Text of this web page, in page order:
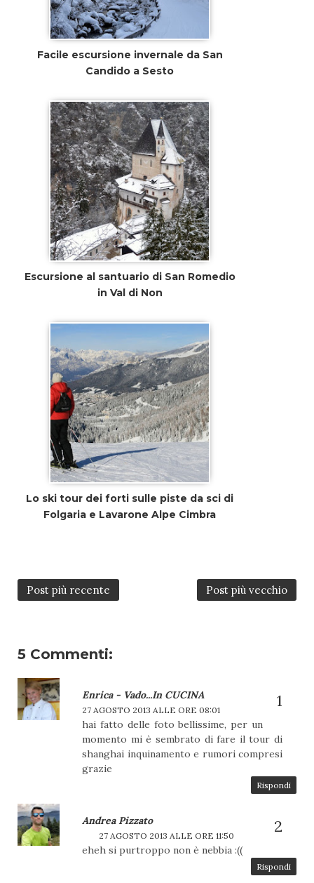
Facile escursione invernale da San
Candido a Sesto
Escursione al santuario di San Romedio
in Val di Non
Lo ski tour dei forti sulle piste da sci di
Folgaria e Lavarone Alpe Cimbra
Post più recente Post più vecchio
5 Commenti:
Enrica - Vado...in CUCINA
27 AGOSTO 2013 ALLE ORE 08:01
hai fatto delle foto bellissime, per un
momento mi è sembrato di fare il tour di
shanghai inquinamento e rumori compresi
grazie
Rispondi
Andrea Pizzato
27 AGOSTO 2013 ALLE ORE 11:50
eheh si purtroppo non è nebbia :((
Rispondi